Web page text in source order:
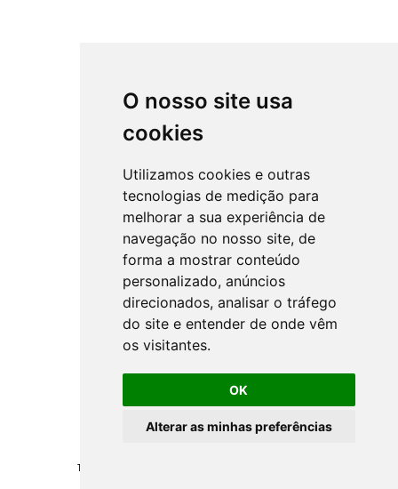
O nosso site usa
cookies
Utilizamos cookies e outras
tecnologias de medição para
melhorar a sua experiência de
navegação no nosso site, de
forma a mostrar conteúdo
personalizado, anúncios
direcionados, analisar o tráfego
do site e entender de onde vêm
os visitantes.
OK
Alterar as minhas preferências
Todos los derechos reservados ©